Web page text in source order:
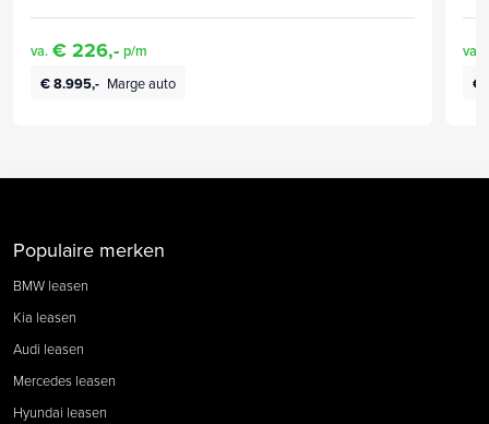
va. € 226,- p/m
€ 8.995,- Marge auto
va.
€
Populaire merken
BMW leasen
Kia leasen
Audi leasen
Mercedes leasen
Hyundai leasen